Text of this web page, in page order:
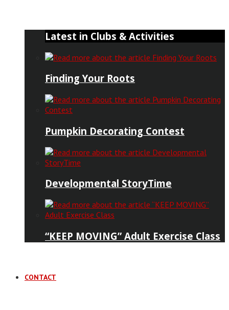
Latest in Clubs & Activities
Finding Your Roots
Pumpkin Decorating Contest
Developmental StoryTime
“KEEP MOVING” Adult Exercise Class
CONTACT